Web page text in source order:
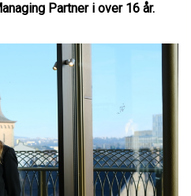
Partner i over 16 år.